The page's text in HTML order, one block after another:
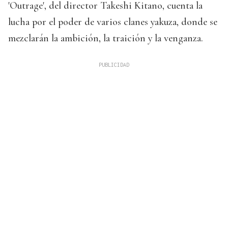
'Outrage', del director Takeshi Kitano, cuenta la
lucha por el poder de varios clanes yakuza, donde se
mezclarán la ambición, la traición y la venganza.